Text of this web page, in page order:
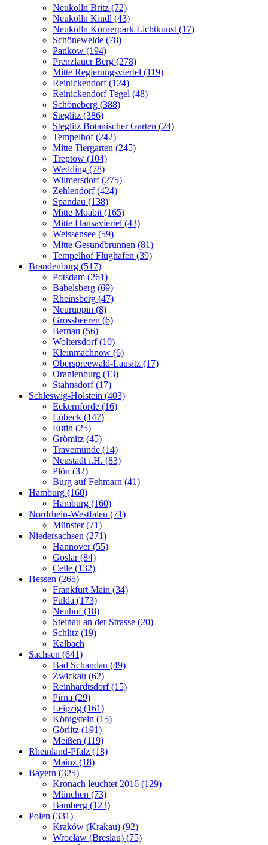
Neukölln Britz (72)
Neukölln Kindl (43)
Neukölln Körnerpark Lichtkunst (17)
Schöneweide (78)
Pankow (194)
Prenzlauer Berg (278)
Mitte Regierungsviertel (119)
Reinickendorf (124)
Reinickendorf Tegel (48)
Schöneberg (388)
Steglitz (386)
Steglitz Botanischer Garten (24)
Tempelhof (242)
Mitte Tiergarten (245)
Treptow (104)
Wedding (78)
Wilmersdorf (275)
Zehlendorf (424)
Spandau (138)
Mitte Moabit (165)
Mitte Hansaviertel (43)
Weissensee (59)
Mitte Gesundbrunnen (81)
Tempelhof Flughafen (39)
Brandenburg (517)
Potsdam (261)
Babelsberg (69)
Rheinsberg (47)
Neuruppin (8)
Grossbeeren (6)
Bernau (56)
Woltersdorf (10)
Kleinmachnow (6)
Oberspreewald-Lausitz (17)
Oranienburg (13)
Stahnsdorf (17)
Schleswig-Holstein (403)
Eckernförde (16)
Lübeck (147)
Eutin (25)
Grömitz (45)
Travemünde (14)
Neustadt i.H. (83)
Plön (32)
Burg auf Fehmarn (41)
Hamburg (160)
Hamburg (160)
Nordrhein-Westfalen (71)
Münster (71)
Niedersachsen (271)
Hannover (55)
Goslar (84)
Celle (132)
Hessen (265)
Frankfurt Main (34)
Fulda (173)
Neuhof (18)
Steinau an der Strasse (20)
Schlitz (19)
Kalbach
Sachsen (641)
Bad Schandau (49)
Zwickau (62)
Reinhardtsdorf (15)
Pirna (29)
Leipzig (161)
Königstein (15)
Görlitz (191)
Meißen (119)
Rheinland-Pfalz (18)
Mainz (18)
Bayern (325)
Kronach leuchtet 2016 (129)
München (73)
Bamberg (123)
Polen (331)
Kraków (Krakau) (92)
Wrocław (Breslau) (75)